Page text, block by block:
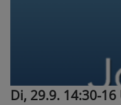
Di, 29.9. 14:30-